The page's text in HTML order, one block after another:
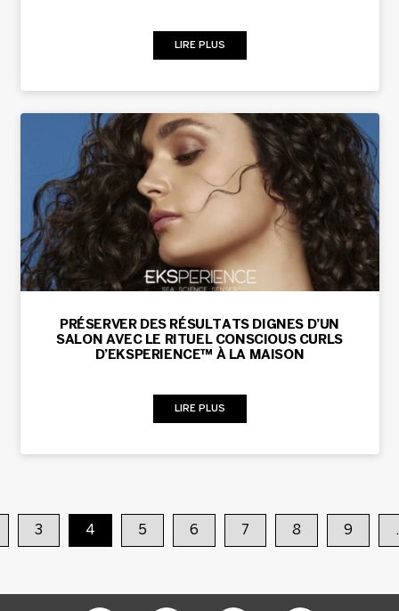
LIRE PLUS
PRÉSERVER DES RÉSULTATS DIGNES D’UN
SALON AVEC LE RITUEL CONSCIOUS CURLS
D’EKSPERIENCE™ À LA MAISON
LIRE PLUS
3 4 5 6 7 8 9